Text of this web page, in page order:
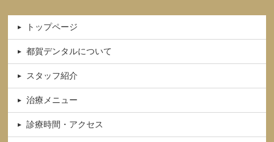
トップページ
都賀デンタルについて
スタッフ紹介
治療メニュー
診療時間・アクセス